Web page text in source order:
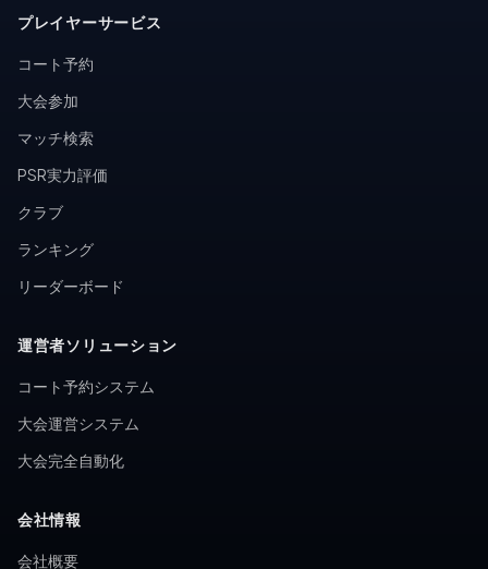
プレイヤーサービス
コート予約
大会参加
マッチ検索
PSR実力評価
クラブ
ランキング
リーダーボード
運営者ソリューション
コート予約システム
大会運営システム
大会完全自動化
会社情報
会社概要